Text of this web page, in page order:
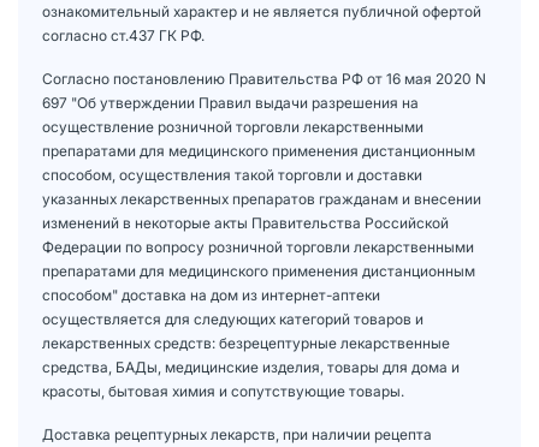
ознакомительный характер и не является публичной офертой
согласно ст.437 ГК РФ.
Согласно постановлению Правительства РФ от 16 мая 2020 N
697 "Об утверждении Правил выдачи разрешения на
осуществление розничной торговли лекарственными
препаратами для медицинского применения дистанционным
способом, осуществления такой торговли и доставки
указанных лекарственных препаратов гражданам и внесении
изменений в некоторые акты Правительства Российской
Федерации по вопросу розничной торговли лекарственными
препаратами для медицинского применения дистанционным
способом" доставка на дом из интернет-аптеки
осуществляется для следующих категорий товаров и
лекарственных средств: безрецептурные лекарственные
средства, БАДы, медицинские изделия, товары для дома и
красоты, бытовая химия и сопутствующие товары.
Доставка рецептурных лекарств, при наличии рецепта